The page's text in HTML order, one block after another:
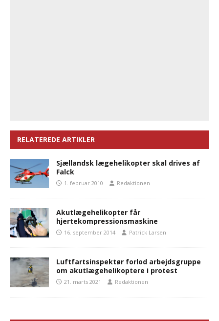
RELATEREDE ARTIKLER
Sjællandsk lægehelikopter skal drives af
Falck
1. februar 2010 Redaktionen
Akutlægehelikopter får
hjertekompressionsmaskine
16. september 2014 Patrick Larsen
Luftfartsinspektør forlod arbejdsgruppe
om akutlægehelikoptere i protest
21. marts 2021 Redaktionen